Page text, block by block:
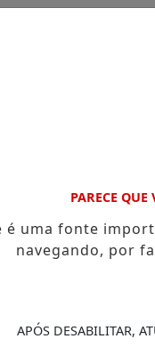
PARECE
é uma fonte
navegando, por
APÓS DESABILITAR,